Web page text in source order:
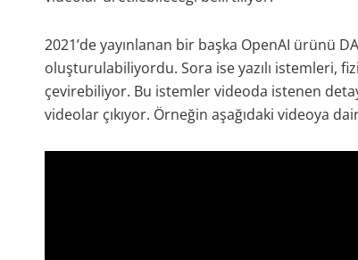
2021’de yayınlanan bir başka OpenAI ürünü
oluşturulabiliyordu. Sora ise yazılı istemleri,
çevirebiliyor. Bu istemler videoda istenen
videolar çıkıyor. Örneğin aşağıdaki videoya